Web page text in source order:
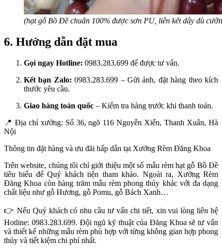
(hạt gỗ Bồ Đề chuẩn 100% được sơn PU, liên kết dây dù
6. Hướng dẫn đặt mua
Gọi ngay Hotline: 0983.283.699 để được tư vấn.
Kết bạn Zalo: 0983.283.699 – Gửi ảnh, đặt hàng theo kích
thước yêu cầu.
Giao hàng toàn quốc – Kiểm tra hàng trước khi thanh toán.
📍 Địa chỉ xưởng: Số 36, ngõ 116 Nguyễn Xiển, Thanh Xuân, Hà
Nội
Thông tin đặt hàng và ưu đãi hấp dẫn tại Xưởng Rèm Đăng Khoa
Trên website, chúng tôi chỉ giới thiệu một số mẫu rèm hạt gỗ Bồ Đề
tiêu biểu để Quý khách tiện tham khảo. Ngoài ra, Xưởng Rèm
Đăng Khoa còn hàng trăm mẫu rèm phong thủy khác với đa dạng
chất liệu như gỗ Hương, gỗ Pomu, gỗ Bách Xanh…
👉 Nếu Quý khách có nhu cầu tư vấn chi tiết, xin vui lòng liên hệ
Hotline: 0983.283.699. Đội ngũ kỹ thuật của Đăng Khoa sẽ tư vấn
và thiết kế những mẫu rèm phù hợp với từng không gian hợp phong
thủy và tiết kiệm chi phí nhất.